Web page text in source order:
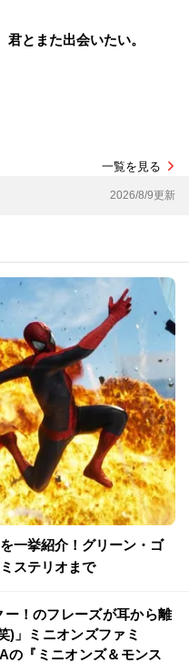
とまた出会いたい。
一覧を見る
2026/8/9更新
一挙紹介！グリーン・ゴ
ステリオまで
ー！のフレーズが耳から離
)」ミニオンズファミ
の『ミニオンズ＆モンス